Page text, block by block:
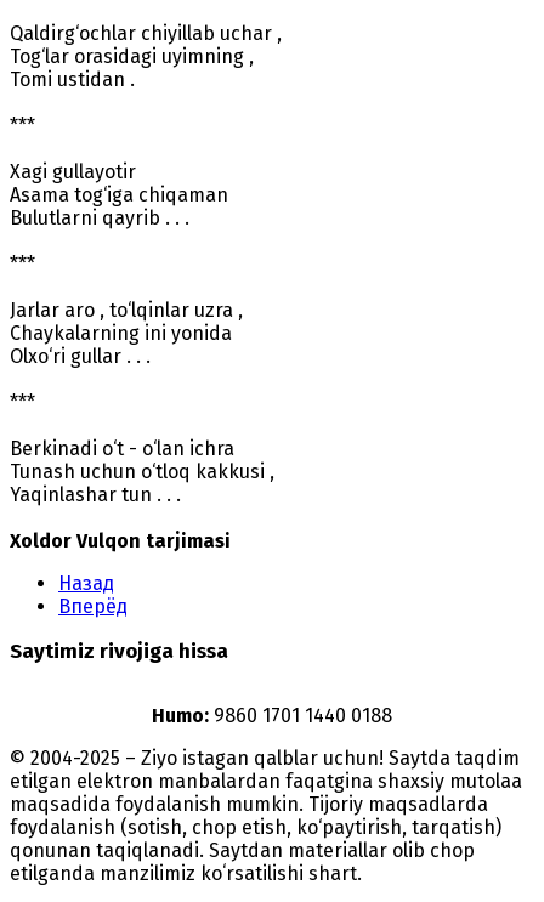
Qaldirg‘ochlar chiyillab uchar ,
Tog‘lar orasidagi uyimning ,
Tomi ustidan .
***
Xagi gullayotir
Asama tog‘iga chiqaman
Bulutlarni qayrib . . .
***
Jarlar aro , to‘lqinlar uzra ,
Chaykalarning ini yonida
Olxo‘ri gullar . . .
***
Berkinadi o‘t - o‘lan ichra
Tunash uchun o‘tloq kakkusi ,
Yaqinlashar tun . . .
Xoldor Vulqon tarjimasi
Назад
Вперёд
Saytimiz rivojiga hissa
Humo: 9860 1701 1440 0188
© 2004-2025 – Ziyo istagan qalblar uchun! Saytda taqdim
etilgan elektron manbalardan faqatgina shaxsiy mutolaa
maqsadida foydalanish mumkin. Tijoriy maqsadlarda
foydalanish (sotish, chop etish, ko‘paytirish, tarqatish)
qonunan taqiqlanadi. Saytdan materiallar olib chop
etilganda manzilimiz koʻrsatilishi shart.